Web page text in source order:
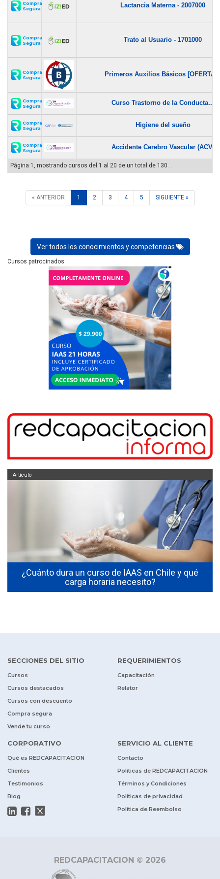
Compra
Segura
Lactancia Materna - 2007000
Compra
Segura
Trato al Usuario - 1701000
Compra
Segura
Primeros Auxilios Básicos
Compra
Segura
Curso Trastorno de la Conducta...
Compra
Segura
Higiene del sueño
Compra
Segura
Accidente Cerebro Vascular (ACV)
Página 1, mostrando cursos del 1 al 20 de un total de 130. .
« ANTERIOR 1 2 3 4 5 SIGUIENTE »
Ver todos los conocimientos y competencias
Cursos patrocinados
¿Cuánto dura un curso de IAAS en Chile y qué
carga horaria necesito?
Artículo
SECCIONES DEL SITIO
Cursos
Cursos destacados
Cursos con descuento
Compra segura
Vende tu curso
REQUERIMIENTOS
Capacitación
Relator
CORPORATIVO
Qué es REDCAPACITACION
Clientes
Testimonios
Blog
SERVICIO AL CLIENTE
Contacto
Políticas de REDCAPACITACION
Términos y Condiciones
Políticas de privacidad
Política de Reembolso
REDCAPACITACION © 2026